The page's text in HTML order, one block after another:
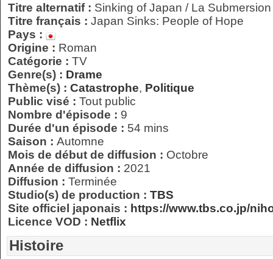
Titre alternatif : Sinking of Japan / La
Titre français : Japan Sinks: People of Hope
Pays :
Origine : Roman
Catégorie : TV
Genre(s) : Drame
Thème(s) : Catastrophe, Politique
Public visé : Tout public
Nombre d'épisode : 9
Durée d'un épisode : 54 mins
Saison : Automne
Mois de début de diffusion : Octobre
Année de diffusion : 2021
Diffusion : Terminée
Studio(s) de production : TBS
Site officiel japonais : https://www.tbs.co.jp/
Licence VOD : Netflix
Histoire